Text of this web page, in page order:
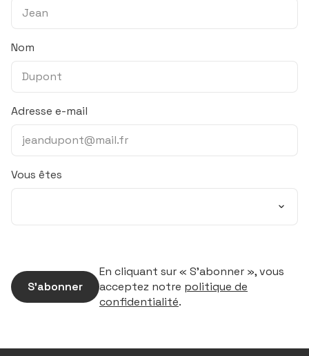
Nom
Adresse e-mail
Vous êtes
S’abonner
En cliquant sur « S’abonner », vous
acceptez notre politique de
confidentialité.